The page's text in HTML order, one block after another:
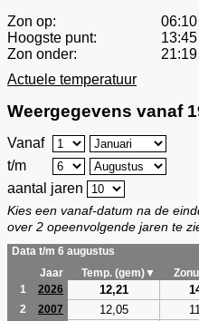
Zon op:
06:10
Hoogste punt:
13:45
Zon onder:
21:19
Actuele temperatuur
Weergegevens vanaf
Vanaf
t/m
aantal jaren
Kies een vanaf-datum na de
over 2 opeenvolgende jaren te
Data t/m 6 augustus
Jaar
Temp. (gem)▼
1
2026 12,21
2 2007 12,05